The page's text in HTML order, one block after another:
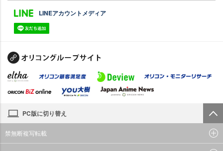
LINEアカウントメディア
PC版に切り替え
禁無断複写転載